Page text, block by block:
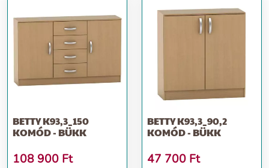
BETTY K93,3_150
KOMÓD - BÜKK
108 900 Ft
BETTY K93,3_90,2
KOMÓD - BÜKK
47 700 Ft